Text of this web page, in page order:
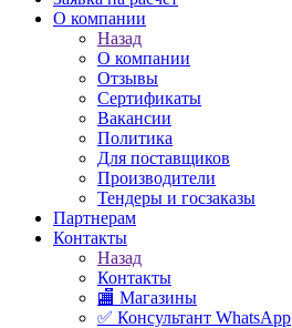
О компании
Назад
О компании
Отзывы
Сертификаты
Вакансии
Политика
Для поставщиков
Производители
Тендеры и госзаказы
Партнерам
Контакты
Назад
Контакты
🏬 Магазины
✅️ Консультант WhatsApp